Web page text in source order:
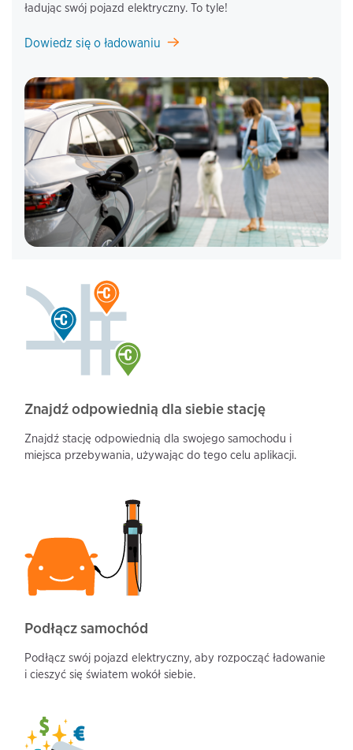
ładując swój pojazd elektryczny. To tyle!
Dowiedz się o ładowaniu
Znajdź odpowiednią dla siebie stację
Podłącz samochód
Znajdź stację odpowiednią dla swojego samochodu i
miejsca przebywania, używając do tego celu aplikacji.
Podłącz swój pojazd elektryczny, aby rozpocząć ładowanie
i cieszyć się światem wokół siebie.